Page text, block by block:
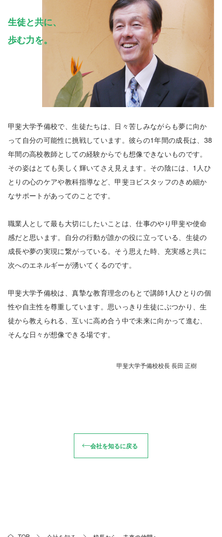
生徒と共に、
歩む力を。
甲斐大学予備校で、生徒たちは、日々苦しみながらも夢に向か
って自分の可能性に挑戦しています。彼らの1年間の成長は、38
年間の高校教師としての経験からでも想像できないものです。
その姿はとても美しく輝いてさえ見えます。その陰には、1人ひ
とりの心のケアや教科指導など、甲斐ヨビスタッフのきめ細か
なサポートがあってのことです。
職業人として最も大切にしたいことは、仕事のやり甲斐や使命
感だと思います。自分の行動が誰かの役に立っている、生徒の
成長や夢の実現に繋がっている。そう思えた時、充実感と共に
次へのエネルギーが湧いてくるのです。
甲斐大学予備校は、真摯な教育理念のもとで講師1人ひとりの個
性や自主性を尊重しています。思いっきり生徒にぶつかり、生
徒から教えられる、互いに高め合う中で未来に向かって進む、
そんな日々が想像できる場です。
甲斐大学予備校校長 長田 正樹
会社を知るに戻る